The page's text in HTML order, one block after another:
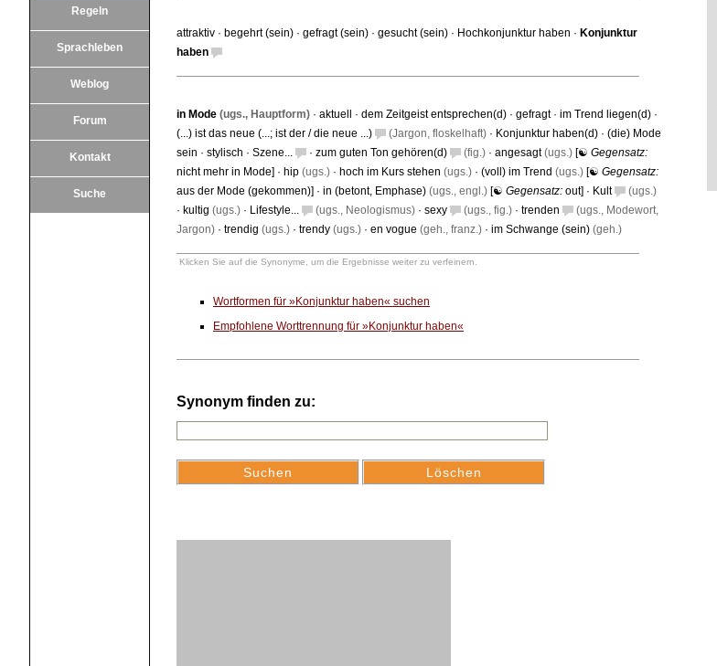
Regeln
Sprachleben
Weblog
Forum
Kontakt
Suche
attraktiv · begehrt (sein) · gefragt (sein) · gesucht (sein) · Hochkonjunktur haben · Konjunktur
haben
in Mode (ugs., Hauptform) · aktuell · dem Zeitgeist entsprechen(d) · gefragt· im Trend liegen(d) ·
(...) ist das neue (...; ist der / die neue ...)
(Jargon, floskelhaft) · Konjunktur haben(d) · (die) Mode
sein · stylisch · Szene... · zum guten Ton gehören(d) (fig.) · angesagt(ugs.) [☯ Gegensatz:
nicht mehr in Mode] · hip (ugs.) · hoch im Kurs stehen (ugs.) · (voll) im Trend (ugs.) [☯ Gegensatz:
aus der Mode (gekommen)] · in (betont, Emphase) (ugs., engl.) [☯ Gegensatz: out] · Kult
(ugs.)
· kultig (ugs.) · Lifestyle... (ugs., Neologismus) · sexy (ugs., fig.) · trenden
(ugs., Modewort,
Jargon) · trendig (ugs.) · trendy (ugs.) · en vogue (geh., franz.) · im Schwange (sein) (geh.)
Klicken Sie auf die Synonyme, um die Ergebnisse weiter zu verfeinern.
Wortformen für »Konjunktur haben« suchen
Empfohlene Worttrennung für »Konjunktur haben«
Synonym finden zu: